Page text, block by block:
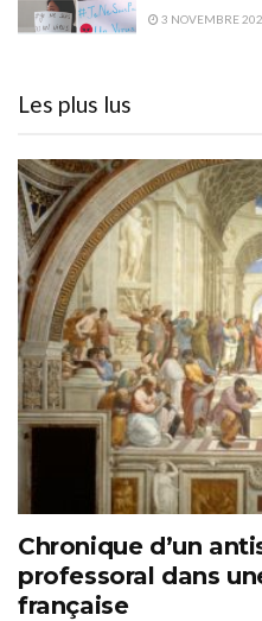
3 NOVEMBRE
Les plus lus
Chronique d’un
professoral dans
française